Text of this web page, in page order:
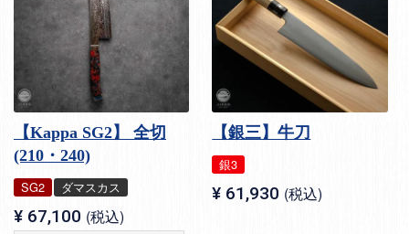
【Kappa SG2】 全切
(210・240)
SG2 ダマスカス
¥ 67,100 税込
【銀三】牛刀
銀3
¥ 61,930 税込